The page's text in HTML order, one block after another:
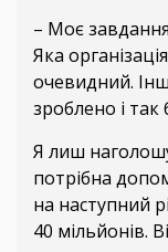
– Моє
Яка
очевидний.
зроблено і так
Я лиш
потрібна
на наступний
40 мільйонів.